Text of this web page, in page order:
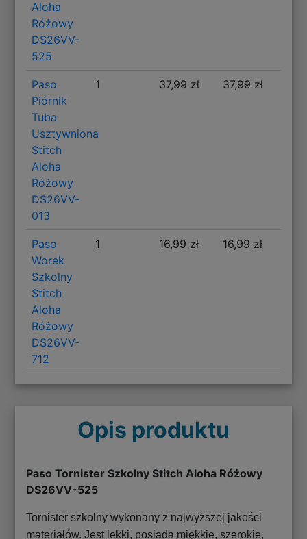
Aloha
Różowy
DS26VV-
525
Paso
Piórnik
Tuba
Usztywniona
Stitch
Aloha
Różowy
DS26VV-
013
1 37,99 zł 37,99 zł
Paso
Worek
Szkolny
Stitch
Aloha
Różowy
DS26VV-
712
1 16,99 zł 16,99 zł
Opis produktu
Paso Tornister Szkolny Stitch Aloha Różowy
DS26VV-525
Tornister szkolny wykonany z najwyższej jakości
materiałów. Jest lekki, posiada miękkie, szerokie,